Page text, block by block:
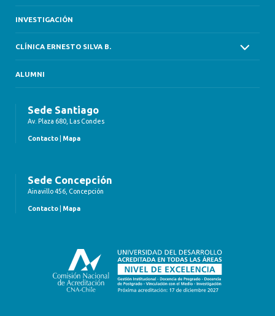
INVESTIGACIÓN
CLÍNICA ERNESTO SILVA B.
ALUMNI
Sede Santiago
Av. Plaza 680, Las Condes
Contacto Mapa
Sede Concepción
Ainavillo 456, Concepción
Contacto Mapa